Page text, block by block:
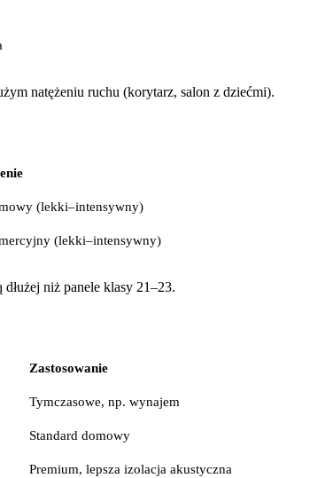
natężeniu ruchu (korytarz, salon z dziećmi).
(lekki–intensywny)
(lekki–intensywny)
niż panele klasy 21–23.
Zastosowanie
Tymczasowe, np. wynajem
Standard domowy
Premium, lepsza izolacja akustyczna